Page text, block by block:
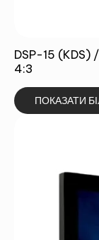
DSP-15 (KDS)
4:3
ПОКАЗАТИ